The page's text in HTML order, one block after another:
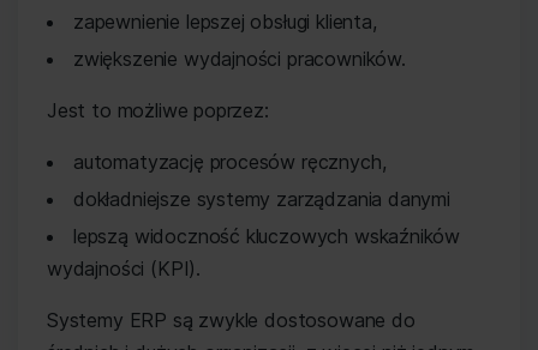
zapewnienie lepszej obsługi klienta,
zwiększenie wydajności pracowników.
Jest to możliwe poprzez:
automatyzację procesów ręcznych,
dokładniejsze systemy zarządzania danymi
lepszą widoczność kluczowych wskaźników
wydajności (KPI).
Systemy ERP są zwykle dostosowane do